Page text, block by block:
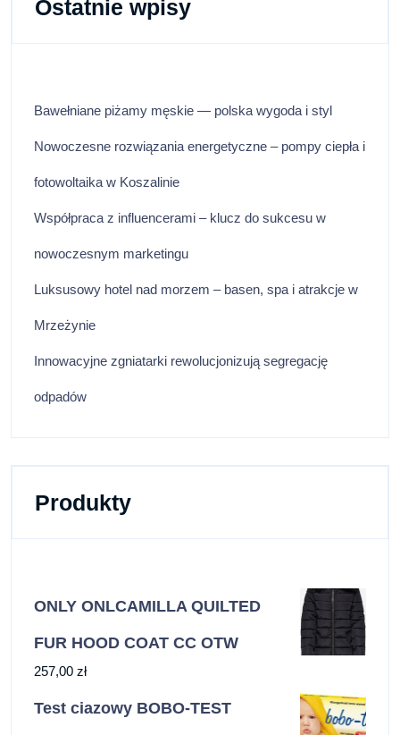
Ostatnie wpisy
Bawełniane piżamy męskie — polska wygoda i styl
Nowoczesne rozwiązania energetyczne – pompy ciepła i
fotowoltaika w Koszalinie
Współpraca z influencerami – klucz do sukcesu w
nowoczesnym marketingu
Luksusowy hotel nad morzem – basen, spa i atrakcje w
Mrzeżynie
Innowacyjne zgniatarki rewolucjonizują segregację
odpadów
Produkty
ONLY ONLCAMILLA QUILTED
FUR HOOD COAT CC OTW
257,00 zł
Test ciazowy BOBO-TEST